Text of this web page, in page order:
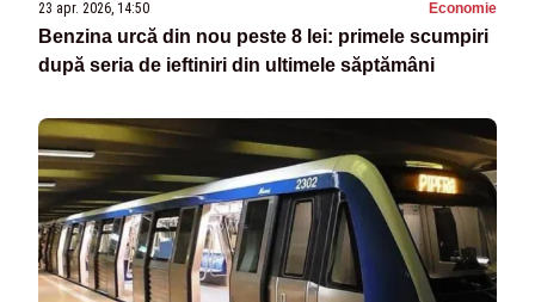
23 apr. 2026, 14:50 Economie
Benzina urcă din nou peste 8 lei: primele scumpiri
după seria de ieftiniri din ultimele săptămâni